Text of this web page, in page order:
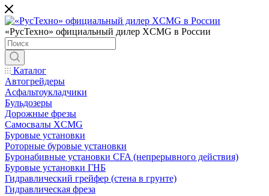
«РусТехно» официальный дилер XCMG в России
Каталог
Автогрейдеры
Асфальтоукладчики
Бульдозеры
Дорожные фрезы
Самосвалы XCMG
Буровые установки
Роторные буровые установки
Буронабивные установки CFA (непрерывного действия)
Буровые установки ГНБ
Гидравлический грейфер (стена в грунте)
Гидравлическая фреза